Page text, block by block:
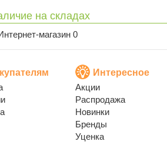
на складах
магазин 0
Интересное
Акции
Распродажа
Новинки
Бренды
Уценка